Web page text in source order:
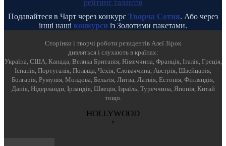
Подавайтеся в Чарт через конкурс Творча Сотня. Або через
інші наші конкурси із Золотими пакетами.
Cторінки і творчі роботи резидентів Алеї Зірок
дивляться і слухають в країнах:
Україна, США, Канада, Велика Британія, Німеччина, Франція, Італія, Греція,
Іспанія, Португалія, Польща, Чехія, Словаччина, Австрія, Швейцарія,
Болгарія, Румунія, Молдова, Бельгія, Литва, Латвія, Естонія, Фінляндія,
Данія, Нідерланди, Ірландія, Швеція, Ізраїль, Туреччина, Японія, Китай
тощо.
HOLLYWOOD